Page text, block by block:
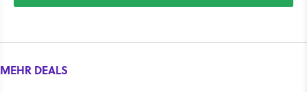
MEHR DEALS